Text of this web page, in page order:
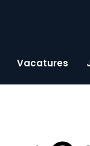
Vacatures